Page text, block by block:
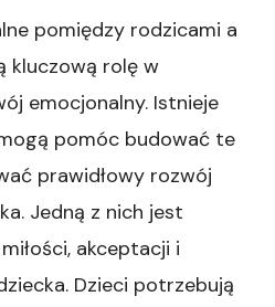
pomiędzy rodzicami a
kluczową rolę w
emocjonalny. Istnieje
pomóc budować te
prawidłowy rozwój
Jedną z nich jest
akceptacji i
Dzieci potrzebują